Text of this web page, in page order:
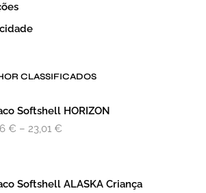
CLASSIFICADOS
Softshell HORIZON
€ – 23,01 €
Softshell ALASKA Criança